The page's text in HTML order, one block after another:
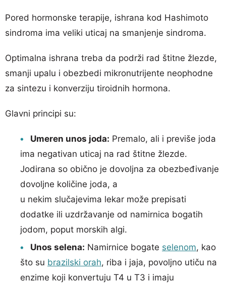
Pored hormonske terapije, ishrana kod Hashimoto
sindroma ima veliki uticaj na smanjenje sindroma.
Optimalna ishrana treba da podrži rad štitne žlezde,
smanji upalu i obezbedi mikronutrijente neophodne
za sintezu i konverziju tiroidnih hormona.
Glavni principi su:
Umeren unos joda: Premalo, ali i previše joda
ima negativan uticaj na rad štitne žlezde.
Jodirana so obično je dovoljna za obezbeđivanje
dovoljne količine joda, a
u nekim slučajevima lekar može prepisati
dodatke ili uzdržavanje od namirnica bogatih
jodom, poput morskih algi.
Unos selena: Namirnice bogate selenom, kao
što su brazilski orah, riba i jaja, povoljno utiču na
enzime koji konvertuju T4 u T3 i imaju